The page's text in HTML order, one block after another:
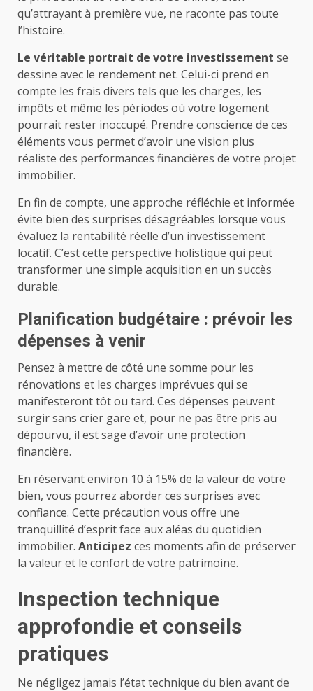
qu’attrayant à première vue, ne raconte pas toute
l’histoire.
Le véritable portrait de votre investissement se
dessine avec le rendement net. Celui-ci prend en
compte les frais divers tels que les charges, les
impôts et même les périodes où votre logement
pourrait rester inoccupé. Prendre conscience de ces
éléments vous permet d’avoir une vision plus
réaliste des performances financières de votre projet
immobilier.
En fin de compte, une approche réfléchie et informée
évite bien des surprises désagréables lorsque vous
évaluez la rentabilité réelle d’un investissement
locatif. C’est cette perspective holistique qui peut
transformer une simple acquisition en un succès
durable.
Planification budgétaire : prévoir les
dépenses à venir
Pensez à mettre de côté une somme pour les
rénovations et les charges imprévues qui se
manifesteront tôt ou tard. Ces dépenses peuvent
surgir sans crier gare et, pour ne pas être pris au
dépourvu, il est sage d’avoir une protection
financière.
En réservant environ 10 à 15% de la valeur de votre
bien, vous pourrez aborder ces surprises avec
confiance. Cette précaution vous offre une
tranquillité d’esprit face aux aléas du quotidien
immobilier. Anticipez ces moments afin de préserver
la valeur et le confort de votre patrimoine.
Inspection technique
approfondie et conseils
pratiques
Ne négligez jamais l’état technique du bien avant de